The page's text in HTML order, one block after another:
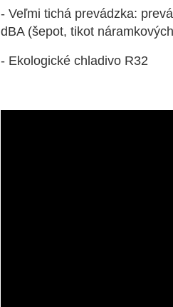
- Veľmi tichá prevádzka:
dBA (šepot, tikot
- Ekologické chladivo R32